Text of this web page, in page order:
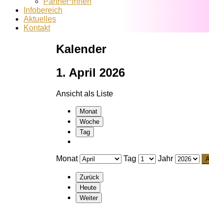
Infobereich
Aktuelles
Kontakt
Kalender
1. April 2026
Ansicht als Liste
Monat
Woche
Tag
Monat Tag Jahr
Zurück
Heute
Weiter